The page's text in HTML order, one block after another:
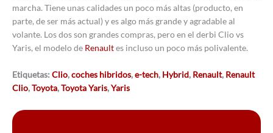
marcha. Tiene unas calidades un poco más altas (producto, en
parte, de ser más actual) y es algo más grande y agradable al
volante. Los dos son grandes compras, pero en el derbi Clio vs
Yaris, el modelo de Renaultes incluso un poco más polivalente.
Etiquetas: Clio,coches hibridos,e-tech, Hybrid, Renault, Renault
Clio,Toyota,Toyota Yaris,Yaris